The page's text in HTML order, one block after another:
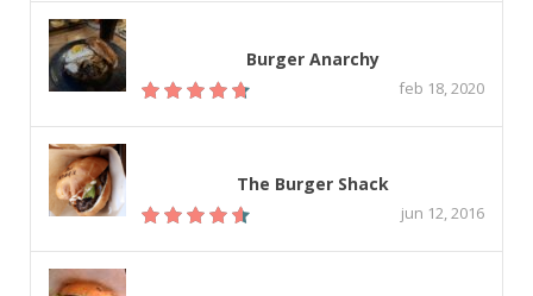
Burger Anarchy
feb 18, 2020
The Burger Shack
jun 12, 2016